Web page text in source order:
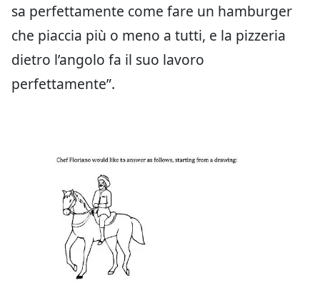
sa perfettamente come fare un hamburger
che piaccia più o meno a tutti, e la pizzeria
dietro l’angolo fa il suo lavoro
perfettamente”.